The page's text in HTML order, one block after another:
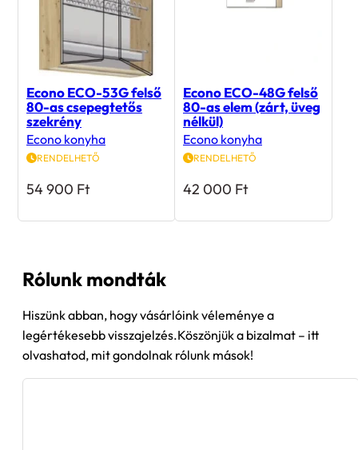
Econo ECO-53G felső
80-as csepegtetős
szekrény
Econo konyha
RENDELHETŐ
54 900
80-as elem (zárt, üveg
nélkül)
Econo konyha
RENDELHETŐ
42 000
legértékesebb visszajelzés.Köszönjük a bizalmat – itt
olvashatod, mit gondolnak rólunk mások!